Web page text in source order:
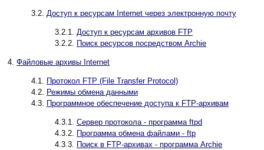
3.2. Доступ к ресурсам Internet через электронную почту
3.2.1. Доступ к ресурсам архивов FTP
3.2.2. Поиск ресурсов посредством Archie
4. Файловые архивы Internet
4.1. Протокол FTP (File Transfer Protocol)
4.2. Режимы обмена данными
4.3. Программное обеспечение доступа к FTP-архивам
4.3.1. Сервер протокола - программа ftpd
4.3.2. Программа обмена файлами - ftp
4.3.3. Поиск в FTP-архивах - программа Archie